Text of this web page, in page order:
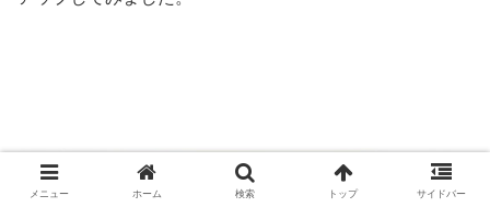
メニュー ホーム 検索 トップ サイドバー